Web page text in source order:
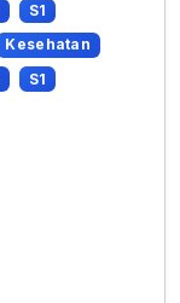
S1
Kesehatan
S1